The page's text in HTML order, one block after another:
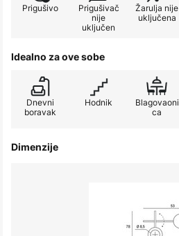
Prigušivo
Prigušivač
nije
uključen
Žarulja nije
uključena
Idealno za ove sobe
Dnevni
boravak
Hodnik
Blagovaoni
ca
Dimenzije